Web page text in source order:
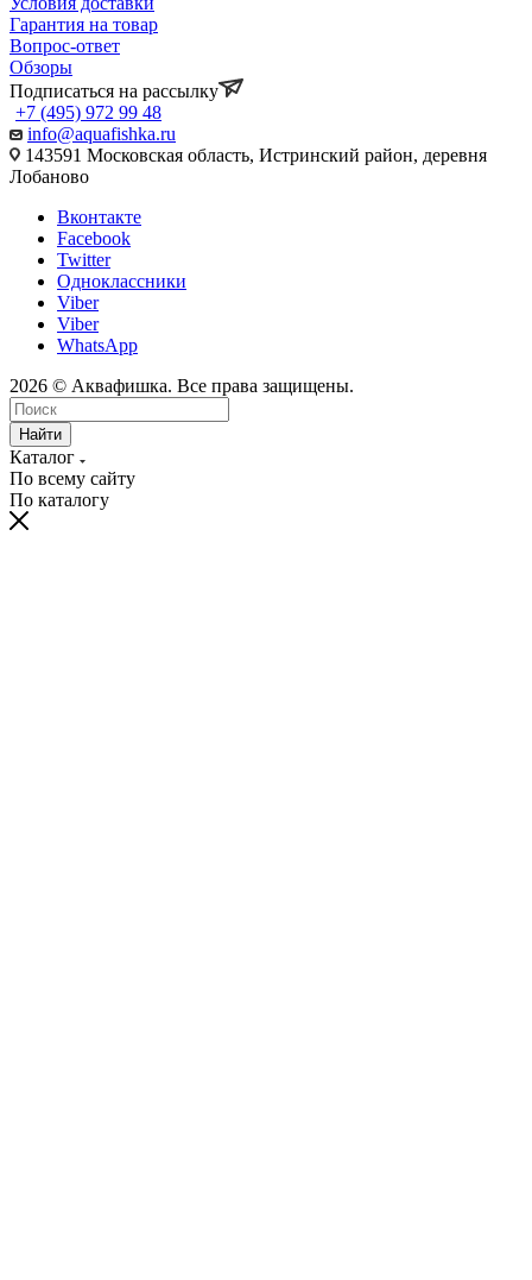
Гарантия на товар
Вопрос-ответ
Обзоры
Подписаться на рассылку
+7 (495) 972 99 48
info@aquafishka.ru
143591 Московская область, Истринский район, деревня
Лобаново
Вконтакте
Facebook
Twitter
Одноклассники
Viber
Viber
WhatsApp
2026 © Аквафишка. Все права защищены.
Найти
Каталог
По всему сайту
По каталогу